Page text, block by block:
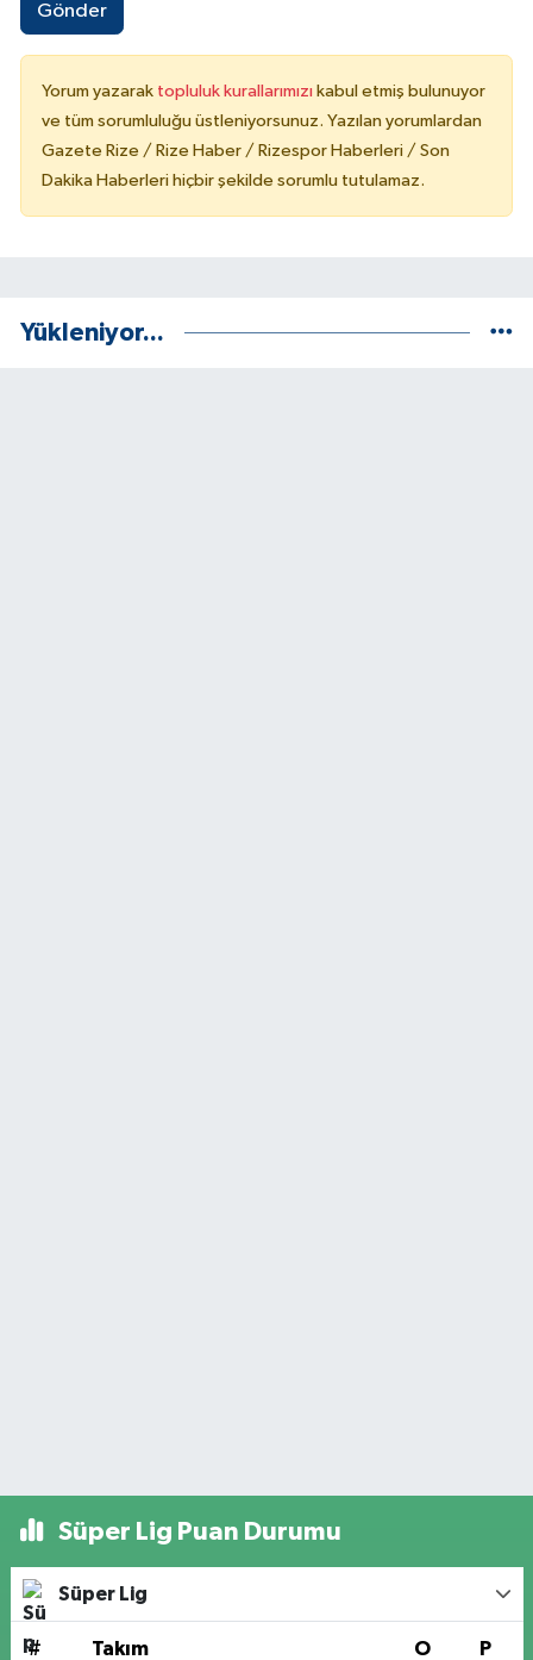
Gönder
Yorum yazarak topluluk kurallarımızı kabul etmiş bulunuyor
ve tüm sorumluluğu üstleniyorsunuz. Yazılan yorumlardan
Gazete Rize / Rize Haber / Rizespor Haberleri / Son
Dakika Haberleri hiçbir şekilde sorumlu tutulamaz.
Yükleniyor...
Süper Lig Puan Durumu
Süper Lig
# Takım O P